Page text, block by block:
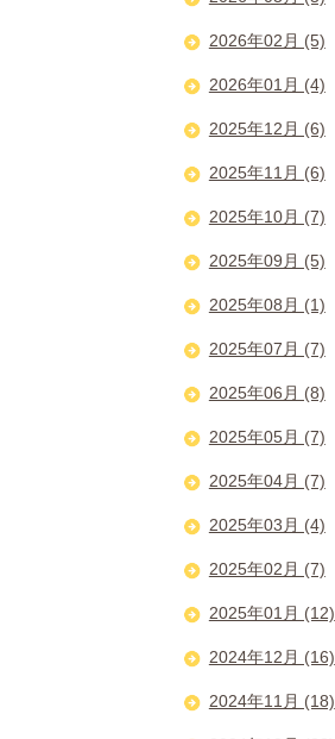
2026年02月 (5)
2026年01月 (4)
2025年12月 (6)
2025年11月 (6)
2025年10月 (7)
2025年09月 (5)
2025年08月 (1)
2025年07月 (7)
2025年06月 (8)
2025年05月 (7)
2025年04月 (7)
2025年03月 (4)
2025年02月 (7)
2025年01月 (12)
2024年12月 (16)
2024年11月 (18)